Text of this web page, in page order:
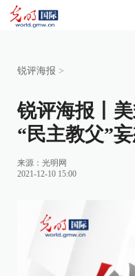
锐评海报 >
锐评海报丨
“民主教父”
来源： 光明网
2021-12-10 15:00